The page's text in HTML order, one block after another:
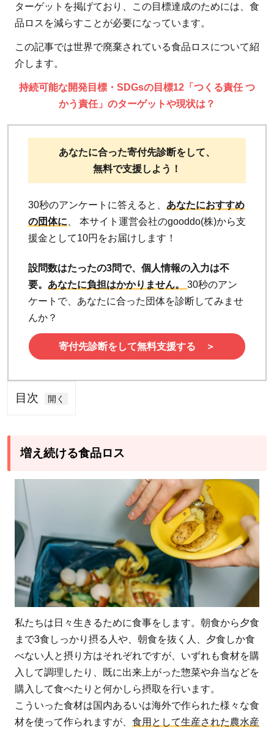
ターゲットを掲げており、この目標達成のためには、食
品ロスを減らすことが必要になっています。
この記事では世界で廃棄されている食品ロスについて紹
介します。
持続可能な開発目標・SDGsの目標12「つくる責任 つ
かう責任」のターゲットや現状は？
あなたに合った寄付先診断をして、
無料で支援しよう！
30秒のアンケートに答えると、 あなたにおすすめ
の団体に 、 本サイト運営会社のgooddo(株)から支
援金として10円をお届けします！
設問数はたったの3問で、個人情報の入力は不
要。 あなたに負担はかかりません。 30秒のアン
ケートで、あなたに合った団体を診断してみませ
んか？
寄付先診断をして無料支援する ＞
目次
1
え
け
る
食
品
ロ
2
世
日本
にお
ける
食品
ロス
の現
状
増え続ける食品ロス
私たちは日々生きるために食事をします。朝食から夕食
まで3食しっかり摂る人や、朝食を抜く人、夕食しか食
べない人と摂り方はそれぞれですが、いずれも食材を購
入して調理したり、既に出来上がった惣菜や弁当などを
購入して食べたりと何かしら摂取を行います。
こういった食材は国内あるいは海外で作られた様々な食
材を使って作られますが、 食用として生産された農水産